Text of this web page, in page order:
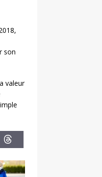
son
valeur